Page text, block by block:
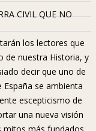
los lectores que
de nuestra Historia, y
decir que uno de
se ambienta
escepticismo de
una nueva visión